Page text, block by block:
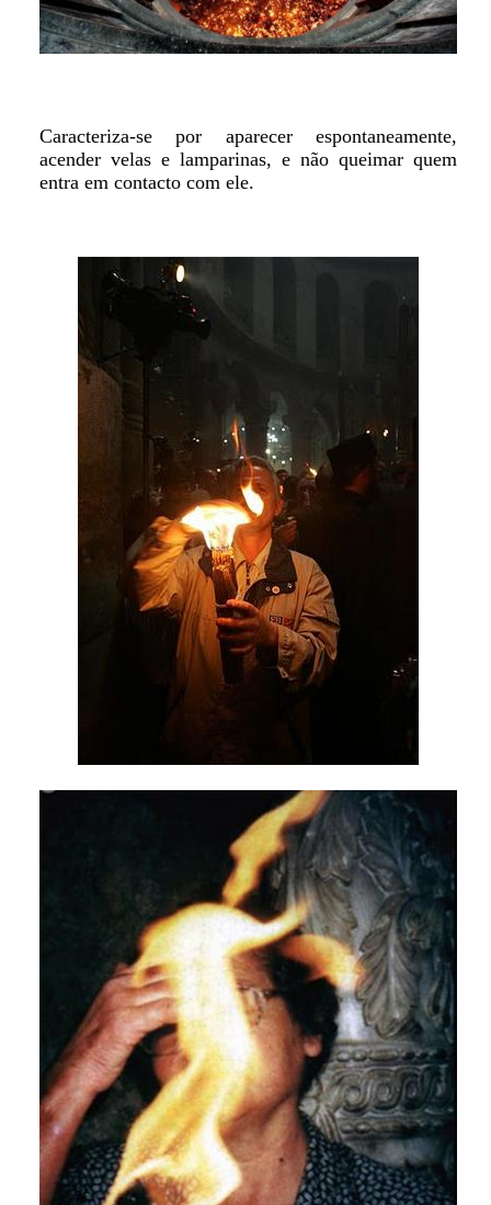
Caracteriza-se por aparecer espontaneamente,
acender velas e lamparinas, e não queimar quem
entra em contacto com ele.